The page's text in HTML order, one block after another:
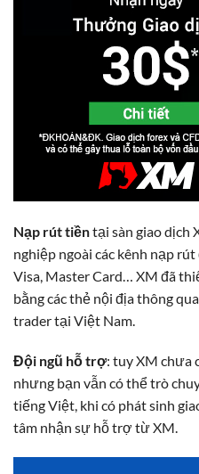
Nạp rút tiềntại sàn giao dịch
nghiệp ngoài các kênh nạp
Visa, Master Card… XM đã
bằng các thẻ nội địa thông
trader tại Việt Nam.
Đội ngũ hỗ trợ: tuy XM chưa
nhưng bạn vẫn có thể trò
tiếng Việt, khi có phát sinh
tâm nhận sự hỗ trợ từ XM.